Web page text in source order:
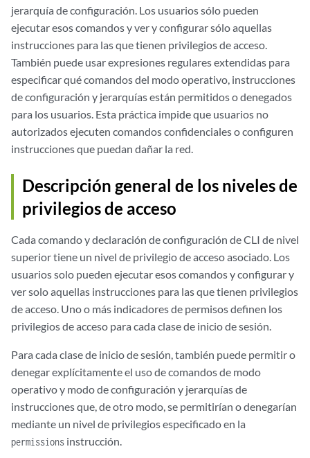
jerarquía de configuración. Los usuarios sólo pueden
ejecutar esos comandos y ver y configurar sólo aquellas
instrucciones para las que tienen privilegios de acceso.
También puede usar expresiones regulares extendidas para
especificar qué comandos del modo operativo, instrucciones
de configuración y jerarquías están permitidos o denegados
para los usuarios. Esta práctica impide que usuarios no
autorizados ejecuten comandos confidenciales o configuren
instrucciones que puedan dañar la red.
Descripción general de los niveles de
privilegios de acceso
Cada comando y declaración de configuración de CLI de nivel
superior tiene un nivel de privilegio de acceso asociado. Los
usuarios solo pueden ejecutar esos comandos y configurar y
ver solo aquellas instrucciones para las que tienen privilegios
de acceso. Uno o más indicadores de permisos definen los
privilegios de acceso para cada clase de inicio de sesión.
Para cada clase de inicio de sesión, también puede permitir o
denegar explícitamente el uso de comandos de modo
operativo y modo de configuración y jerarquías de
instrucciones que, de otro modo, se permitirían o denegarían
mediante un nivel de privilegios especificado en la
permissions instrucción.